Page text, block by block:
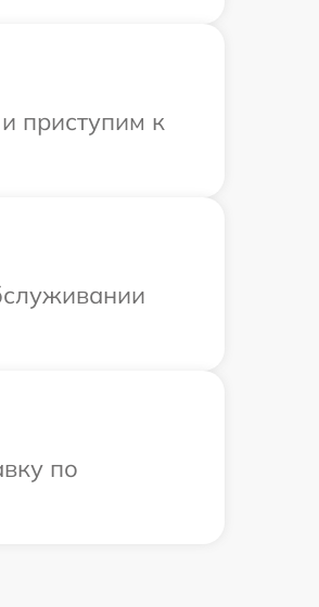
приступим к
по